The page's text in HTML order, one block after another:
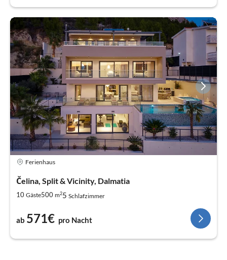
Ferienhaus
Čelina, Split & Vicinity, Dalmatia
10 Gäste500 m25 Schlafzimmer
ab 571€ pro Nacht